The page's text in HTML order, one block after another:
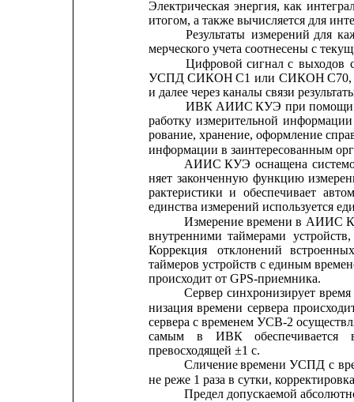
Электрическая энергия, как
итогом, а также вычисляется для
Результаты измерений для
мерческого учета соотнесены с
Цифровой сигнал с выходов
УСПД СИКОН С1 или СИКОН С70,
и далее через каналы связи
ИВК АИИС КУЭ при помощи
работку измерительной информации
рование, хранение, оформление
информации в заинтересованным
АИИС КУЭ оснащена
няет законченную функцию
рактеристики и обеспечивает
единства измерений используется
Измерение времени в АИИС
внутренними таймерами устройств,
Коррекция
отклонений
таймеров устройств с единым
происходит от GPS-приемника.
Сервер синхронизирует время
низация времени сервера
сервера с временем УСВ-2
самым
в ИВК обеспечивается
превосходящей ±1 с.
Сличение времени УСПД с
не реже 1 раза в сутки,
Предел допускаемой